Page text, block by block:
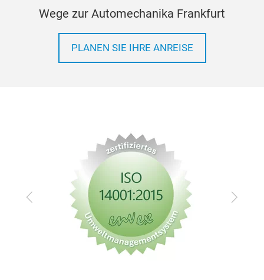
Wege zur Automechanika Frankfurt
PLANEN SIE IHRE ANREISE
Zurück Vor